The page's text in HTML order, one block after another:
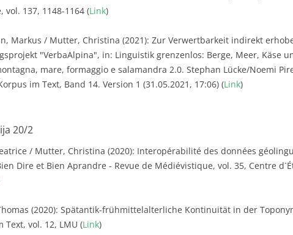
vol. 137, 1148-1164 (Link)
Markus / Mutter, Christina (2021): Zur Verwertbarkeit indirekt
"VerbaAlpina", in: Linguistik grenzenlos: Berge, Meer, Käse
mare, formaggio e salamandra 2.0. Stephan Lücke/Noemi
im Text, Band 14. Version 1 (31.05.2021, 17:06) (Link)
20/2
/ Mutter, Christina (2020): Interopérabilité des données
Dire et Bien Aprandre - Revue de Médiévistique, vol. 35, Centre
(2020): Spätantik-frühmittelalterliche Kontinuität in der
Text, vol. 12, LMU (Link)